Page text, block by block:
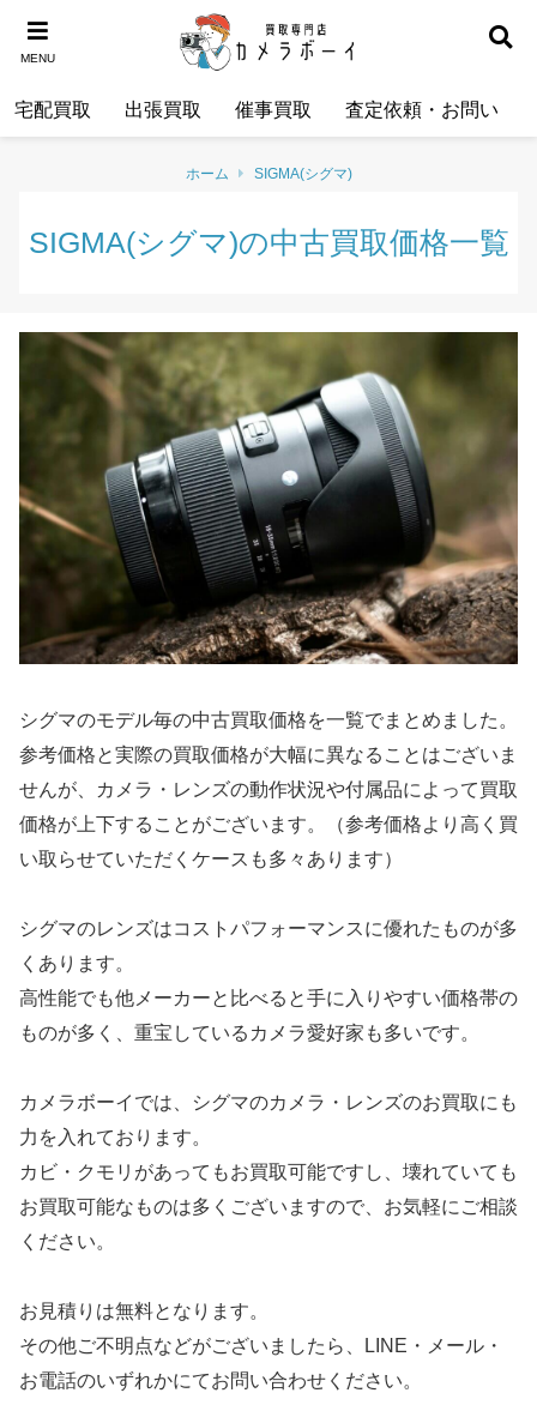
MENU
宅配買取 出張買取 催事買取 査定依頼・お問い合
ホーム SIGMA(シグマ)
SIGMA(シグマ)の中古買取価格一覧
シグマのモデル毎の中古買取価格を一覧でまとめました。
参考価格と実際の買取価格が大幅に異なることはございま
せんが、カメラ・レンズの動作状況や付属品によって買取
価格が上下することがございます。（参考価格より高く買
い取らせていただくケースも多々あります）
シグマのレンズはコストパフォーマンスに優れたものが多
くあります。
高性能でも他メーカーと比べると手に入りやすい価格帯の
ものが多く、重宝しているカメラ愛好家も多いです。
カメラボーイでは、シグマのカメラ・レンズのお買取にも
力を入れております。
カビ・クモリがあってもお買取可能ですし、壊れていても
お買取可能なものは多くございますので、お気軽にご相談
ください。
お見積りは無料となります。
その他ご不明点などがございましたら、LINE・メール・
お電話のいずれかにてお問い合わせください。